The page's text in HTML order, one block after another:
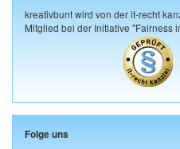
kreativbunt wird von der it-recht
Mitglied bei der Initiative "Fairness
Folge uns